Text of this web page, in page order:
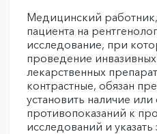
Медицинский
пациента на
исследование, при
проведение
лекарственных
контрастные, обязан
установить наличие или
противопоказаний к
исследований и